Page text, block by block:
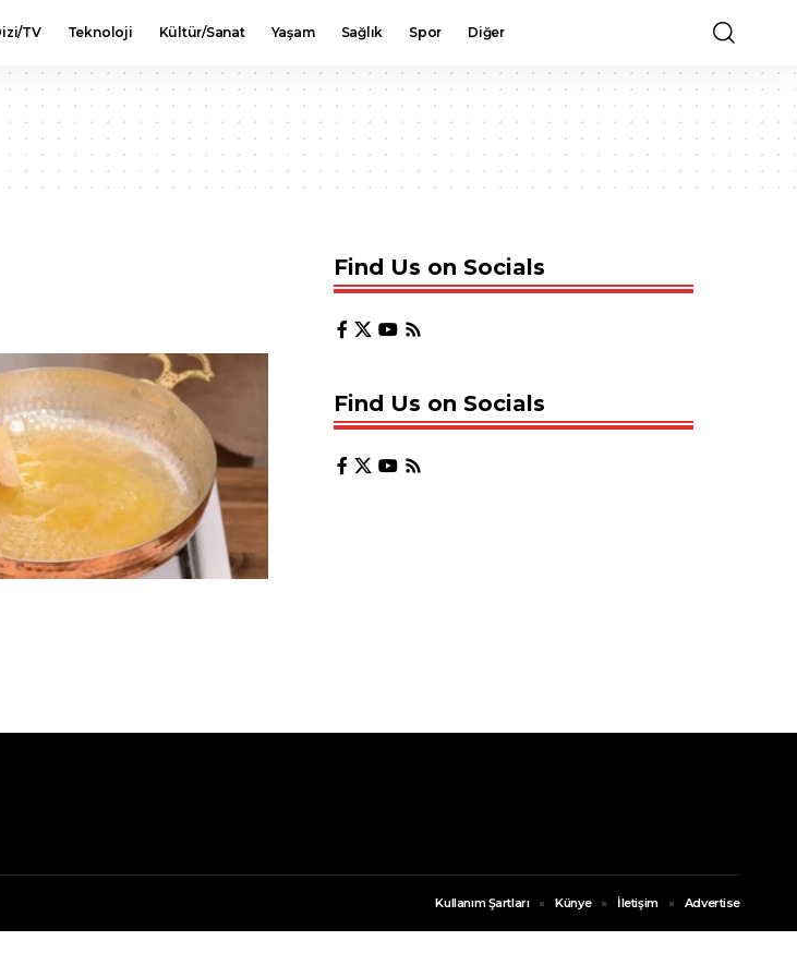
TV Teknoloji Kültür/Sanat Yaşam Sağlık Spor Diğer
Find Us on Socials
Find Us on Socials
Kullanım Şartları Künye İletişim Advertise